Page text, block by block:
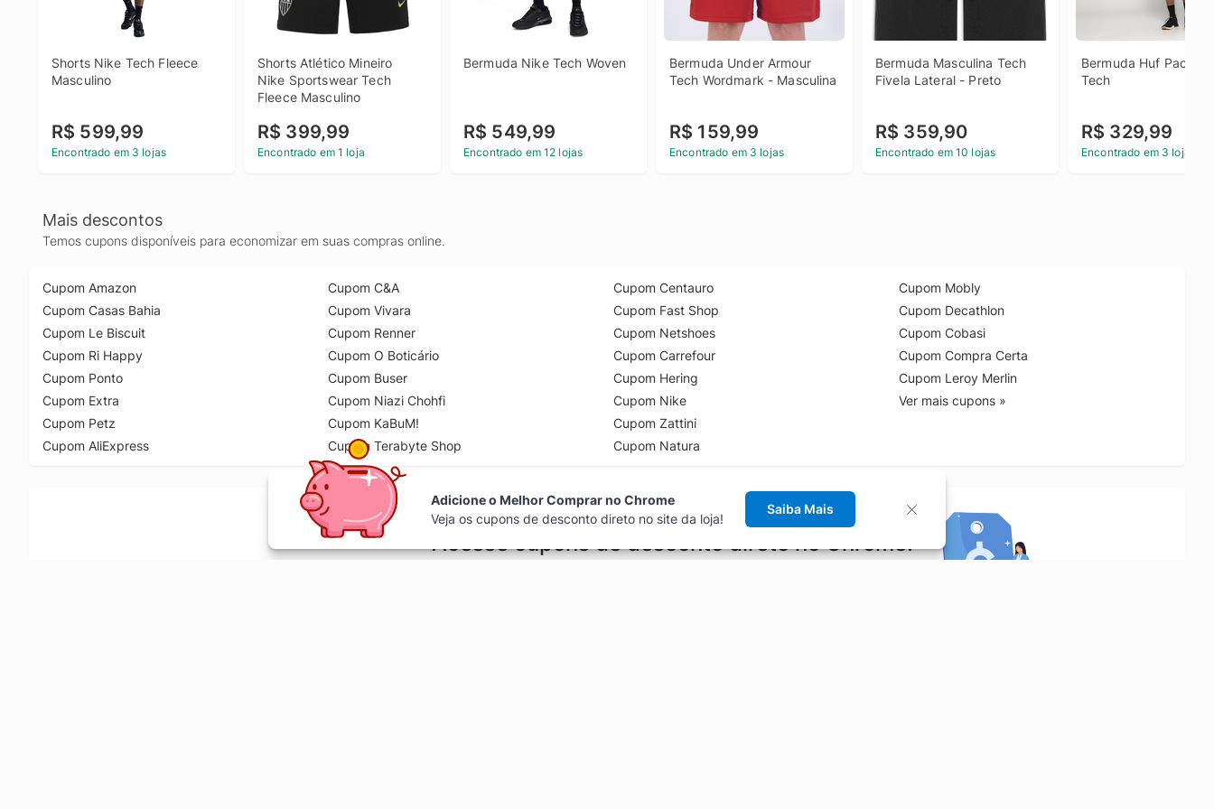
Shorts Nike Tech Fleece
Masculino
R$ 599,99
Encontrado em 3 lojas
Shorts Atlético Mineiro
Nike Sportswear Tech
Fleece Masculino
R$ 399,99
Encontrado em 1 loja
Bermuda Nike Tech Woven
R$ 549,99
Encontrado em 12 lojas
Bermuda Under Armour
Tech Wordmark - Masculina
R$ 159,99
Encontrado em 3 lojas
Bermuda Masculina Tech
Fivela Lateral - Preto
R$ 359,90
Encontrado em 10 lojas
Bermuda Huf
Tech
R$ 329,99
Encontrado em 3 lojas
Mais descontos
Temos cupons disponíveis para economizar em suas compras online.
Cupom Amazon
Cupom Casas Bahia
Cupom Le Biscuit
Cupom Ri Happy
Cupom Ponto
Cupom Extra
Cupom Petz
Cupom AliExpress
Cupom C&A
Cupom Vivara
Cupom Renner
Cupom O Boticário
Cupom Buser
Cupom Niazi Chohfi
Cupom KaBuM!
Cupom Terabyte Shop
Cupom Centauro
Cupom Fast Shop
Cupom Netshoes
Cupom Carrefour
Cupom Hering
Cupom Nike
Cupom Zattini
Cupom Natura
Cupom Mobly
Cupom Decathlon
Cupom Cobasi
Cupom Compra Certa
Cupom Leroy Merlin
Ver mais cupons »
Acesse cupons de desconto direto no Chrome!
Adicione o Melhor Comprar no Chrome
Veja os cupons de desconto direto no site da loja!
Saiba Mais